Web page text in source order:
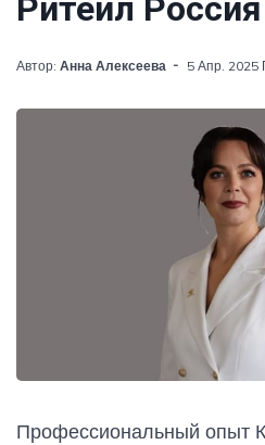
Ритейл Россия
Автор: Анна Алексеева 5 Апр. 2025
Профессиональный опыт